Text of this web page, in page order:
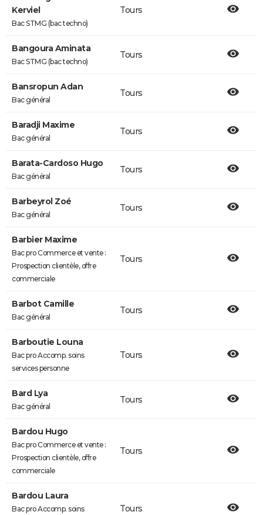
Kerviel
Bac STMG (bac techno)
Tours
Bangoura Aminata
Bac STMG (bac techno)
Tours
Bansropun Adan
Bac général
Tours
Baradji Maxime
Bac général
Tours
Barata-Cardoso Hugo
Bac général
Tours
Barbeyrol Zoé
Bac général
Tours
Barbier Maxime
Bac pro Commerce et vente :
Prospection clientèle, offre
commerciale
Tours
Barbot Camille
Bac général
Tours
Barboutie Louna
Bac pro Accomp. soins
services personne
Tours
Bard Lya
Bac général
Tours
Bardou Hugo
Bac pro Commerce et vente :
Prospection clientèle, offre
commerciale
Tours
Bardou Laura
Bac pro Accomp. soins
Tours